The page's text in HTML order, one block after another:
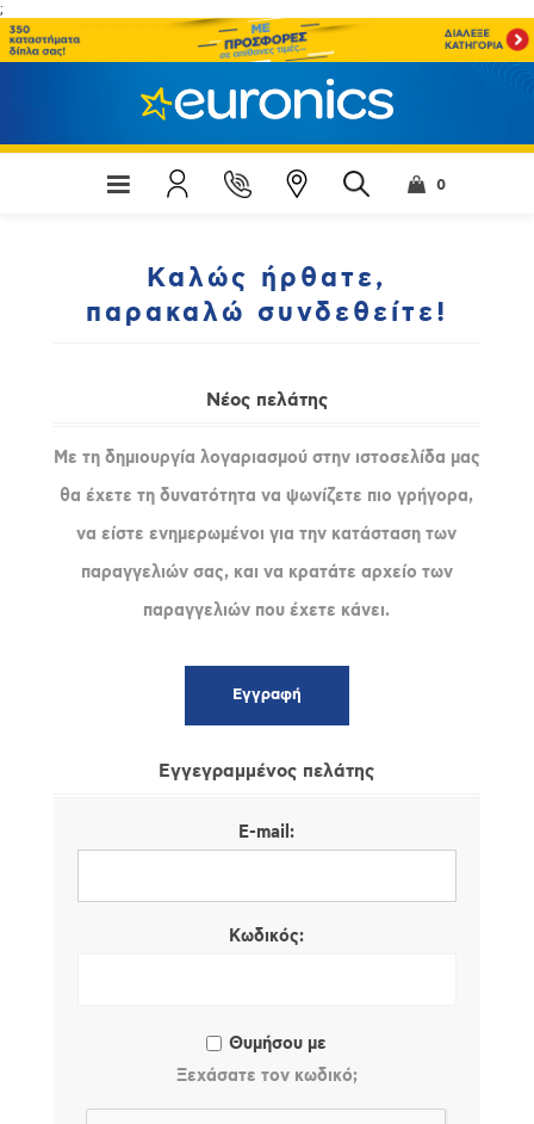
;
0
Καλώς ήρθατε,
παρακαλώ συνδεθείτε!
Νέος πελάτης
Με τη δημιουργία λογαριασμού στην ιστοσελίδα μας
θα έχετε τη δυνατότητα να ψωνίζετε πιο γρήγορα,
να είστε ενημερωμένοι για την κατάσταση των
παραγγελιών σας, και να κρατάτε αρχείο των
παραγγελιών που έχετε κάνει.
Εγγεγραμμένος πελάτης
E-mail:
Κωδικός:
Θυμήσου με
Ξεχάσατε τον κωδικό;